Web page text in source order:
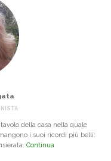
della casa nella quale
i suoi ricordi più belli:
Continua